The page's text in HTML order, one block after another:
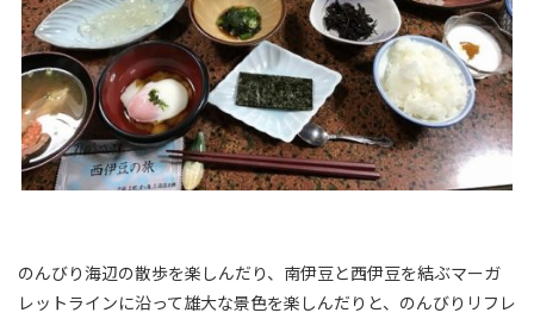
のんびり海辺の散歩を楽しんだり、南伊豆と西伊豆を結ぶマーガ
レットラインに沿って雄大な景色を楽しんだりと、のんびりリフレ